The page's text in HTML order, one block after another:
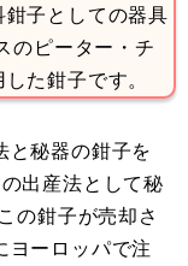
子としての器具
のピーター・チ
た鉗子です。
と秘器の鉗子を
出産法として秘
の鉗子が売却さ
ヨーロッパで注